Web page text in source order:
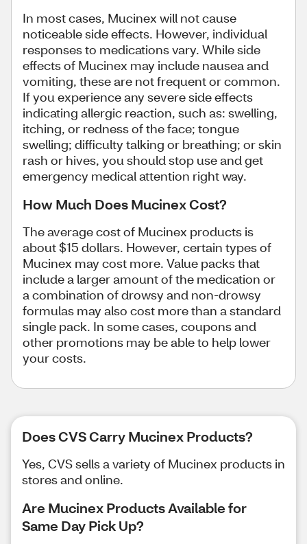
In most cases, Mucinex will not cause
noticeable side effects. However, individual
responses to medications vary. While side
effects of Mucinex may include nausea and
vomiting, these are not frequent or common.
If you experience any severe side effects
indicating allergic reaction, such as: swelling,
itching, or redness of the face; tongue
swelling; difficulty talking or breathing; or skin
rash or hives, you should stop use and get
emergency medical attention right way.
How Much Does Mucinex Cost?
The average cost of Mucinex products is
about $15 dollars. However, certain types of
Mucinex may cost more. Value packs that
include a larger amount of the medication or
a combination of drowsy and non-drowsy
formulas may also cost more than a standard
single pack. In some cases, coupons and
other promotions may be able to help lower
your costs.
Does CVS Carry Mucinex Products?
Yes, CVS sells a variety of Mucinex products in
stores and online.
Are Mucinex Products Available for
Same Day Pick Up?